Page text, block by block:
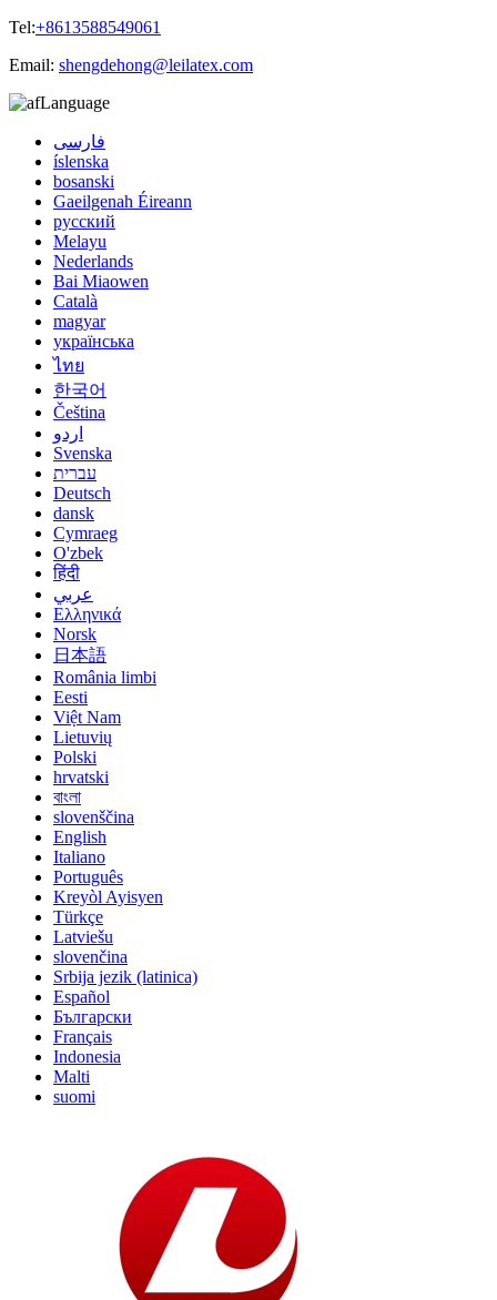
Tel:+8613588549061
Email: shengdehong@leilatex.com
Language
فارسی
íslenska
bosanski
Gaeilgenah Éireann
русский
Melayu
Nederlands
Bai Miaowen
Català
magyar
українська
ไทย
한국어
Čeština
اردو
Svenska
עברית
Deutsch
dansk
Cymraeg
O'zbek
हिंदी
عربي
Ελληνικά
Norsk
日本語
România limbi
Eesti
Việt Nam
Lietuvių
Polski
hrvatski
বাংলা
slovenščina
English
Italiano
Português
Kreyòl Ayisyen
Türkçe
Latviešu
slovenčina
Srbija jezik (latinica)
Español
Български
Français
Indonesia
Malti
suomi